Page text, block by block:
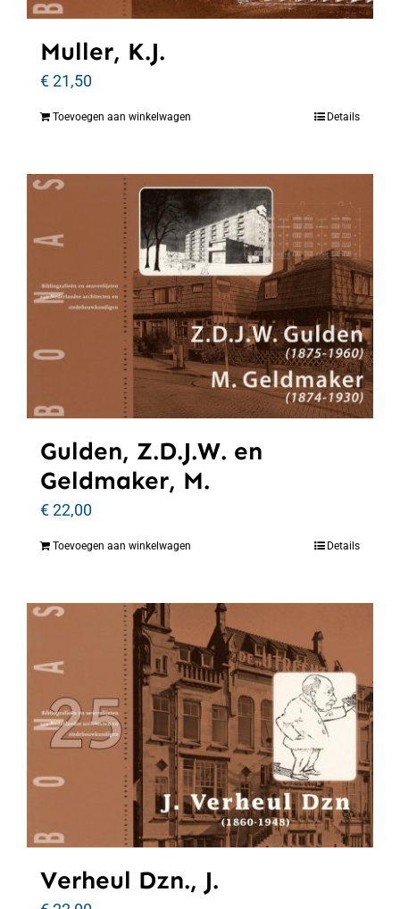
Muller, K.J.
€21,50
Toevoegen aan winkelwagen Details
Gulden, Z.D.J.W. en
Geldmaker, M.
€22,00
Toevoegen aan winkelwagen Details
Verheul Dzn., J.